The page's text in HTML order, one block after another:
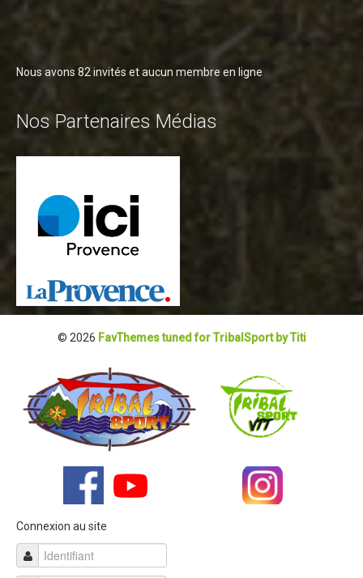
Nous avons 82 invités et aucun membre en ligne
Nos Partenaires Médias
© 2026 FavThemes tuned for TribalSport by Titi
Connexion au site